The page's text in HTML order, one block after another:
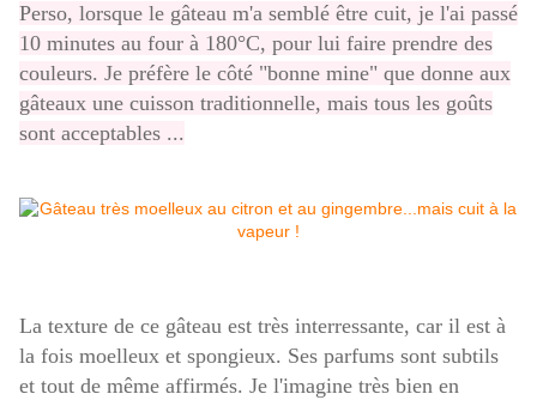
Perso, lorsque le gâteau m'a semblé être cuit, je l'ai passé
10 minutes au four à 180°C, pour lui faire prendre des
couleurs. Je préfère le côté "bonne mine" que donne aux
gâteaux une cuisson traditionnelle, mais tous les goûts
sont acceptables ...
La texture de ce gâteau est très interressante, car il est à
la fois moelleux et spongieux. Ses parfums sont subtils
et tout de même affirmés. Je l'imagine très bien en